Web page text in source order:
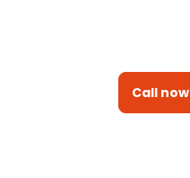
Call now